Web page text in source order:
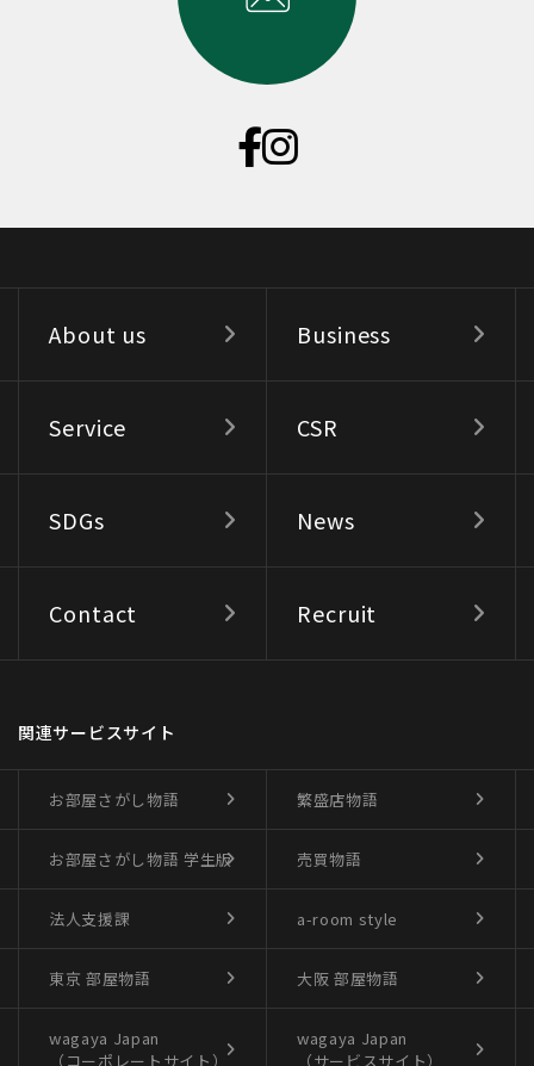
About us Business
Service CSR
SDGs News
Contact Recruit
関連サービスサイト
お部屋さがし物語 繁盛店物語
お部屋さがし物語 学生版 売買物語
法人支援課 a-room style
東京 部屋物語 大阪 部屋物語
wagaya Japan
（コーポレートサイト）
wagaya Japan
（サービスサイト）